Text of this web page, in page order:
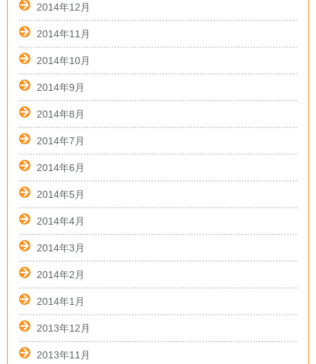
2014年12月
2014年11月
2014年10月
2014年9月
2014年8月
2014年7月
2014年6月
2014年5月
2014年4月
2014年3月
2014年2月
2014年1月
2013年12月
2013年11月